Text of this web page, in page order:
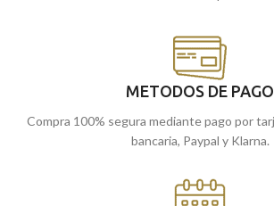
METODOS DE PAGO
Compra 100% segura mediante pago por
bancaria, Paypal y Klarna.